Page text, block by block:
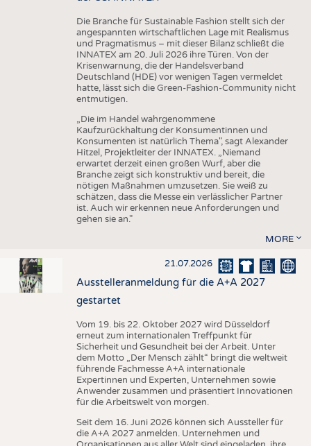
Die Branche für Sustainable Fashion stellt sich der
angespannten wirtschaftlichen Lage mit Realismus
und Pragmatismus – mit dieser Bilanz schließt die
INNATEX am 20. Juli 2026 ihre Türen. Von der
Krisenwarnung, die der Handelsverband
Deutschland (HDE) vor wenigen Tagen vermeldet
hatte, lässt sich die Green-Fashion-Community nicht
entmutigen.
„Die im Handel wahrgenommene
Kaufzurückhaltung der Konsumentinnen und
Konsumenten ist natürlich Thema", sagt Alexander
Hitzel, Projektleiter der INNATEX. „Niemand
erwartet derzeit einen großen Wurf, aber die
Branche zeigt sich konstruktiv und bereit, die
nötigen Maßnahmen umzusetzen. Sie weiß zu
schätzen, dass die Messe ein verlässlicher Partner
ist. Auch wir erkennen neue Anforderungen und
gehen sie an."
MORE
21.07.2026
Ausstelleranmeldung für die A+A 2027
gestartet
Vom 19. bis 22. Oktober 2027 wird Düsseldorf
erneut zum internationalen Treffpunkt für
Sicherheit und Gesundheit bei der Arbeit. Unter
dem Motto „Der Mensch zählt“ bringt die weltweit
führende Fachmesse A+A internationale
Expertinnen und Experten, Unternehmen sowie
Anwender zusammen und präsentiert Innovationen
für die Arbeitswelt von morgen.
Seit dem 16. Juni 2026 können sich Aussteller für
die A+A 2027 anmelden. Unternehmen und